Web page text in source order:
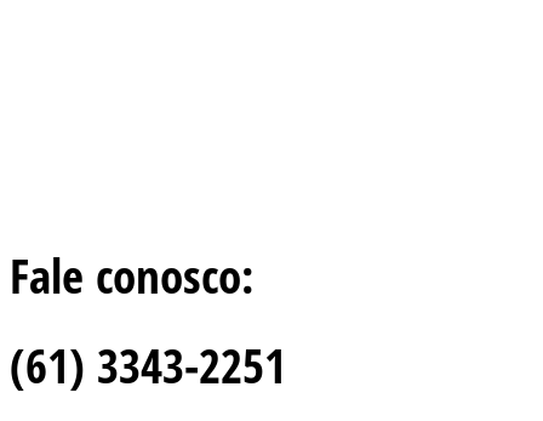
Fale conosco:
(61) 3343-2251